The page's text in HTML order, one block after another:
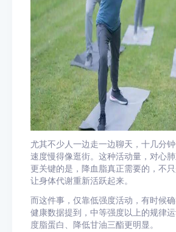
尤其不少人一边走一边聊天，十几分钟
速度慢得像逛街。这种活动量，对心肺
更关键的是，降血脂真正需要的，不只
让身体代谢重新活跃起来。
而这件事，仅靠低强度活动，有时候
健康数据提到，中等强度以上的规律
度脂蛋白、降低甘油三酯更明显。